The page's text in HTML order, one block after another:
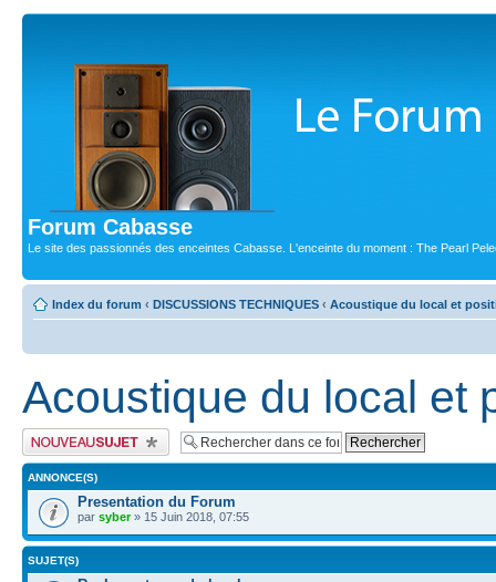
Forum Cabasse
Le site des passionnés des enceintes Cabasse. L'enceinte du moment : The Pearl
Index du forum ‹ DISCUSSIONS TECHNIQUES ‹ Acoustique du local et
Acoustique du local et
Publier un nouveau sujet
ANNONCE(S)
Presentation du Forum
par syber» 15 Juin 2018, 07:55
SUJET(S)